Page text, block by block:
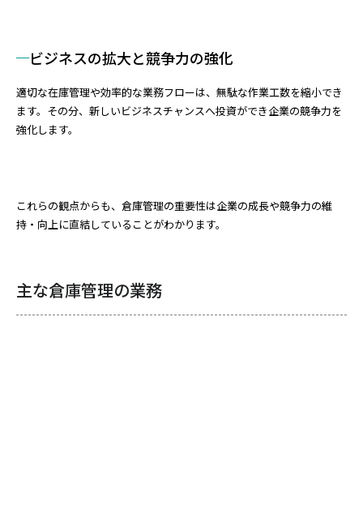
ビジネスの拡大と競争力の強化
適切な在庫管理や効率的な業務フローは、無駄な作業工数を縮小でき
ます。その分、新しいビジネスチャンスへ投資ができ企業の競争力を
強化します。
これらの観点からも、倉庫管理の重要性は企業の成長や競争力の維
持・向上に直結していることがわかります。
主な倉庫管理の業務